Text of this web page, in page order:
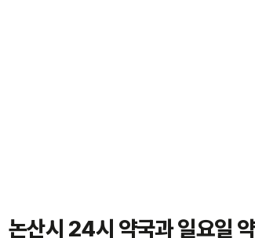
논산시 24시 약국과 일요일